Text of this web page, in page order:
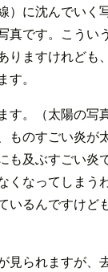
）に沈んでいく
真です。こうい
りますけれども
。
す。（太陽の写
ものすごい炎が
も及ぶすごい炎
くなってしまう
いるんですけど
見られますが、